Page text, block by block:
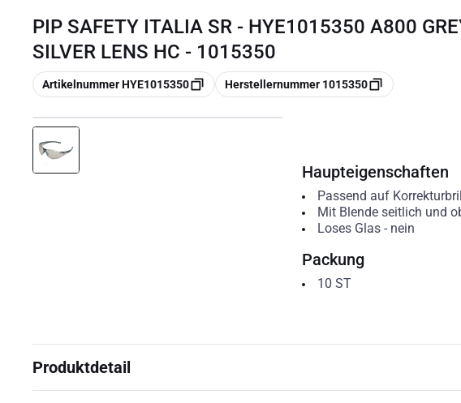
PIP SAFETY ITALIA SR - HYE1015350 A800
SILVER LENS HC - 1015350
Kopieren
Artikelnummer HYE1015350 Kopieren
Herstellernummer 1015350
Haupteigenschaften
Passend auf
Mit Blende seitlich und
Loses Glas- nein
Packung
10 ST
Produktdetail